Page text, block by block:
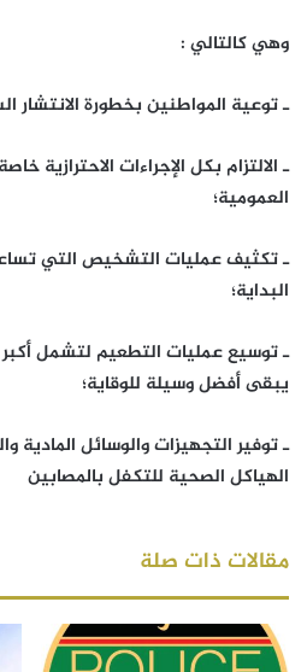
وهي كالتالي :
ـ توعية المواطنين بخطورة الانتشار
ـ الالتزام بكل الإجراءات الاحترازية
العمومية؛
ـ تكثيف عمليات التشخيص التي
البداية؛
ـ توسيع عمليات التطعيم لتشمل
يبقى أفضل وسيلة للوقاية؛
ـ توفير التجهيزات والوسائل
الهياكل الصحية للتكفل بالمصابين
مقالات ذات صلة